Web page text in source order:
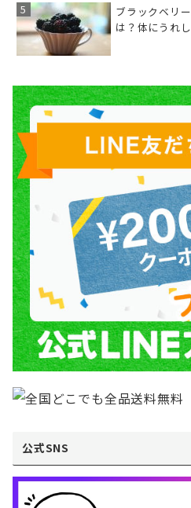
ブラックベリ
は？体にうれ
公式SNS